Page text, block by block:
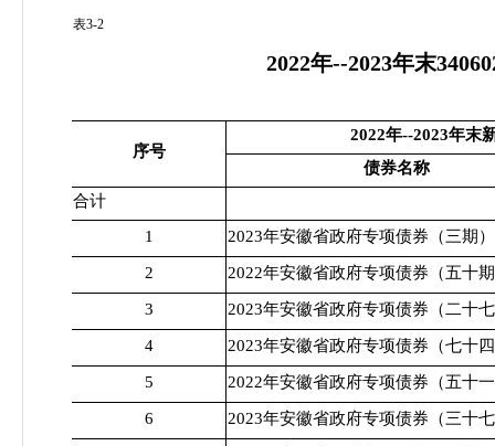
表3-2
2022年--2023年末
序号
2022年--2023年末
债券名称
合计
1
2023年安徽省政府专项债券（三期）
2 2022年安徽省政府专项债券（五十
3 2023年安徽省政府专项债券（二十
4 2023年安徽省政府专项债券（七十
5 2022年安徽省政府专项债券（五十
6 2023年安徽省政府专项债券（三十